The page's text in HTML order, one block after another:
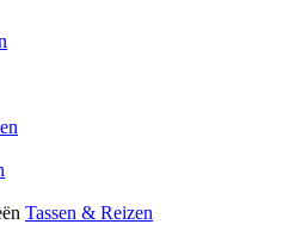
Tassen & Reizen